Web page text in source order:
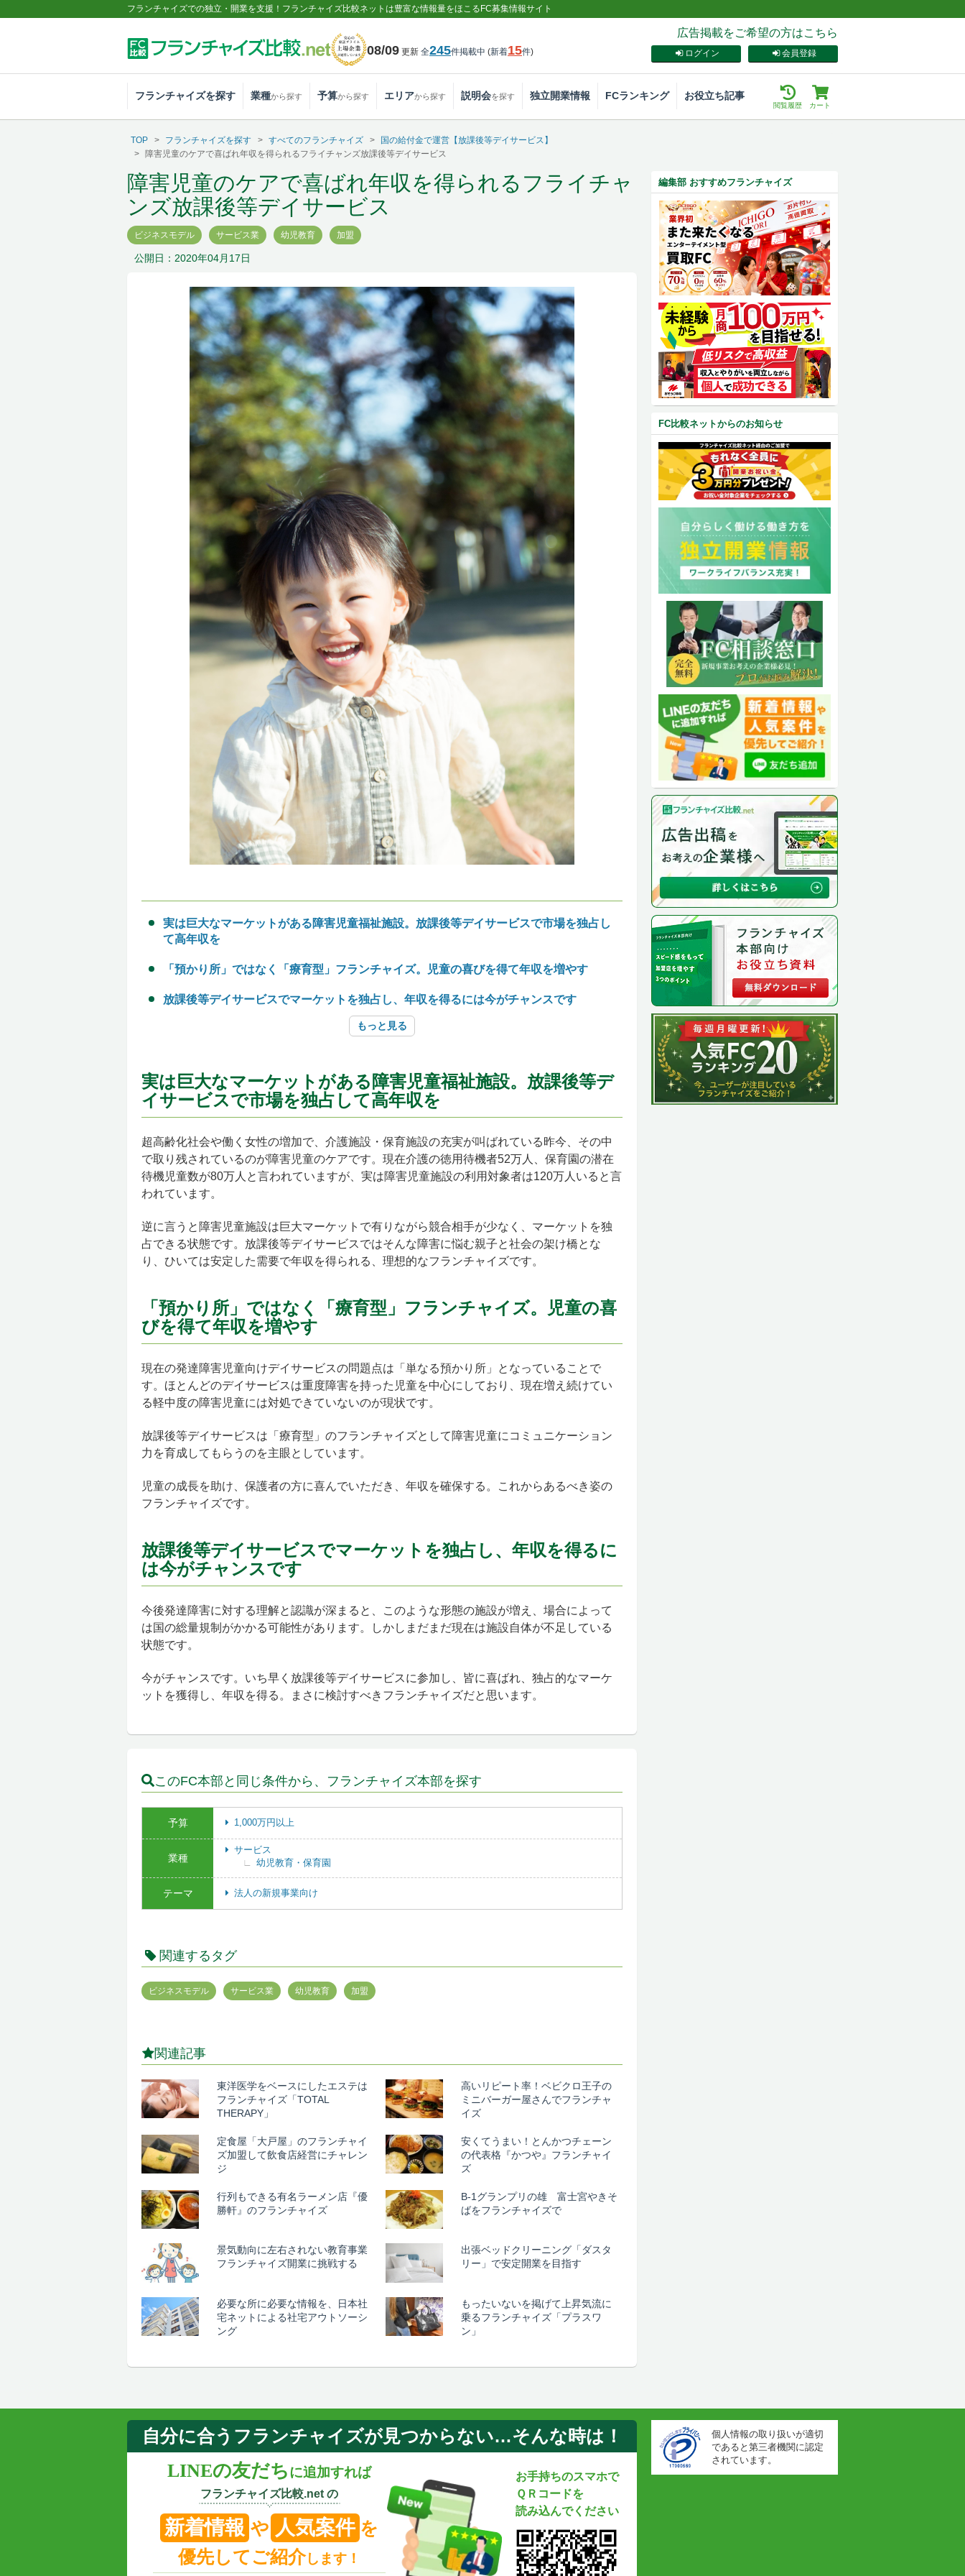
フランチャイズでの独立・開業を支援！フランチャイズ比較ネットは豊富な情報量をほこるFC募集情報サイト
08/09 更新 全245件掲載中 (新着15件)
広告掲載をご希望の方はこちら
会員登録
ログイン
フランチャイズを探す 業種から探す 予算から探す エリアから探す 説明会を探す 独立開業情報 FCランキング お役立ち記事
カート
閲覧履歴
TOP フランチャイズを探す すべてのフランチャイズ
国の給付金で運営【放課後等デイサービス】
障害児童のケアで喜ばれ年収を得られるフライチャンズ放課後等デイサービス
障害児童のケアで喜ばれ年収を得られるフライチャ
ンズ放課後等デイサービス
ビジネスモデル サービス業 幼児教育 加盟
公開日：2020年04月17日
実は巨大なマーケットがある障害児童福祉施設。放課後等デイサービスで市場を独占し
て高年収を
「預かり所」ではなく「療育型」フランチャイズ。児童の喜びを得て年収を増やす
放課後等デイサービスでマーケットを独占し、年収を得るには今がチャンスです
もっと見る
実は巨大なマーケットがある障害児童福祉施設。放課後等デ
イサービスで市場を独占して高年収を
超高齢化社会や働く女性の増加で、介護施設・保育施設の充実が叫ばれている昨今、その中
で取り残されているのが障害児童のケアです。現在介護の徳用待機者52万人、保育園の潜在
待機児童数が80万人と言われていますが、実は障害児童施設の利用対象者は120万人いると言
われています。
逆に言うと障害児童施設は巨大マーケットで有りながら競合相手が少なく、マーケットを独
占できる状態です。放課後等デイサービスではそんな障害に悩む親子と社会の架け橋とな
り、ひいては安定した需要で年収を得られる、理想的なフランチャイズです。
「預かり所」ではなく「療育型」フランチャイズ。児童の喜
びを得て年収を増やす
現在の発達障害児童向けデイサービスの問題点は「単なる預かり所」となっていることで
す。ほとんどのデイサービスは重度障害を持った児童を中心にしており、現在増え続けてい
る軽中度の障害児童には対処できていないのが現状です。
放課後等デイサービスは「療育型」のフランチャイズとして障害児童にコミュニケーション
力を育成してもらうのを主眼としています。
児童の成長を助け、保護者の方に喜んでいただき、年収を確保する。これからあるべき姿の
フランチャイズです。
放課後等デイサービスでマーケットを独占し、年収を得るに
は今がチャンスです
今後発達障害に対する理解と認識が深まると、このような形態の施設が増え、場合によって
は国の総量規制がかかる可能性があります。しかしまだまだ現在は施設自体が不足している
状態です。
今がチャンスです。いち早く放課後等デイサービスに参加し、皆に喜ばれ、独占的なマーケ
ットを獲得し、年収を得る。まさに検討すべきフランチャイズだと思います。
このFC本部と同じ条件から、フランチャイズ本部を探す
予算 1,000万円以上
業種
サービス
幼児教育・保育園
テーマ 法人の新規事業向け
関連するタグ
ビジネスモデル サービス業 幼児教育 加盟
関連記事
東洋医学をベースにしたエステは
フランチャイズ「TOTAL
THERAPY」
高いリピート率！ベビクロ王子の
ミニバーガー屋さんでフランチャ
イズ
定食屋「大戸屋」のフランチャイ
ズ加盟して飲食店経営にチャレン
ジ
安くてうまい！とんかつチェーン
の代表格『かつや』フランチャイ
ズ
行列もできる有名ラーメン店『優
勝軒』のフランチャイズ
B-1グランプリの雄 富士宮やきそ
ばをフランチャイズで
景気動向に左右されない教育事業
フランチャイズ開業に挑戦する
出張ベッドクリーニング「ダスタ
リー」で安定開業を目指す
必要な所に必要な情報を、日本社
宅ネットによる社宅アウトソーシ
ング
もったいないを掲げて上昇気流に
乗るフランチャイズ「プラスワ
ン」
編集部 おすすめフランチャイズ
FC比較ネットからのお知らせ
自分に合うフランチャイズが見つからない…そんな時は！
LINEの友だちに追加すれば
フランチャイズ比較.net の
新着情報 や 人気案件 を
優先してご紹介します！
お手持ちのスマホで
ＱＲコードを
読み込んでください
個人情報の取り扱いが適切
であると第三者機関に認定
されています。